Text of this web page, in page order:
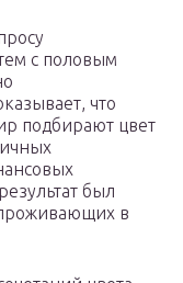
с половым
что
подбирают цвет
был
в